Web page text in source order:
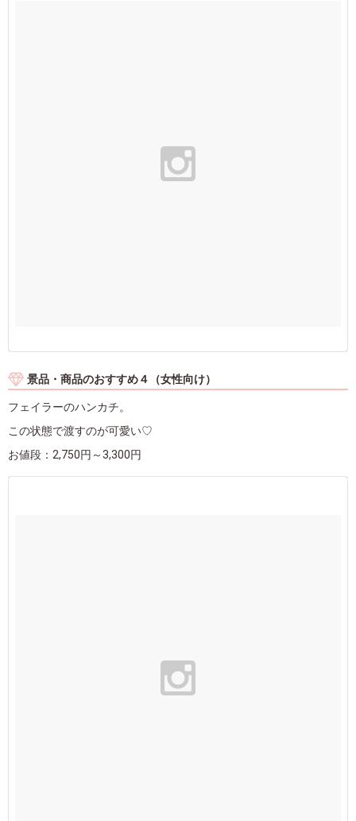
景品・商品のおすすめ４（女性向け）
フェイラーのハンカチ。
この状態で渡すのが可愛い♡
お値段：2,750円～3,300円